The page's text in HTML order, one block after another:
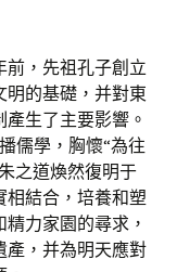
前，先祖孔子創立
明的基礎，并對東
生了主要影響。
儒學，胸懷“為往
之道煥然復明于
相結合，培養和塑
力家園的尋求，
產，并為明天應對